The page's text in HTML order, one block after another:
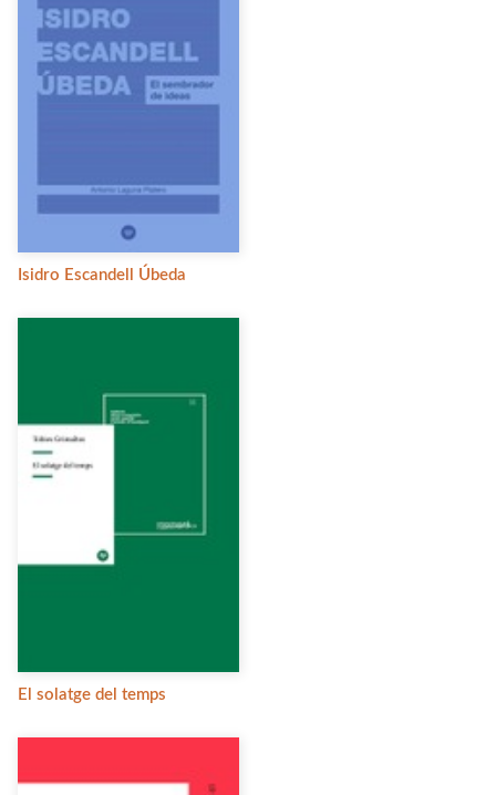
Isidro Escandell Úbeda
El solatge del temps